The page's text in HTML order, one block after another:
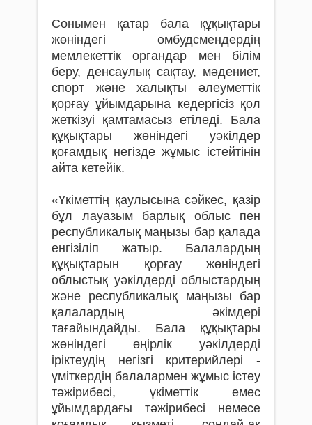
Сонымен қатар бала құқықтары
жөніндегі омбудсмендердің
мемлекеттік органдар мен білім
беру, денсаулық сақтау, мәдениет,
спорт және халықты әлеуметтік
қорғау ұйымдарына кедергісіз қол
жеткізуі қамтамасыз етіледі. Бала
құқықтары жөніндегі уәкілдер
қоғамдық негізде жұмыс істейтінін
айта кетейік.
«Үкіметтің қаулысына сәйкес, қазір
бұл лауазым барлық облыс пен
республикалық маңызы бар қалада
енгізіліп жатыр. Балалардың
құқықтарын қорғау жөніндегі
облыстық уәкілдерді облыстардың
және республикалық маңызы бар
қалалардың әкімдері
тағайындайды. Бала құқықтары
жөніндегі өңірлік уәкілдерді
іріктеудің негізгі критерийлері -
үміткердің балалармен жұмыс істеу
тәжірибесі, үкіметтік емес
ұйымдардағы тәжірибесі немесе